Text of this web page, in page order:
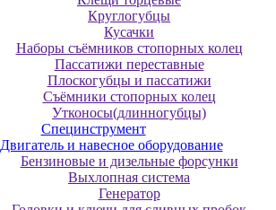
Круглогубцы
Кусачки
Наборы съёмников стопорных колец
Пассатижи переставные
Плоскогубцы и пассатижи
Съёмники стопорных колец
Утконосы(длинногубцы)
Специнструмент
Двигатель и навесное оборудование
Бензиновые и дизельные форсунки
Выхлопная система
Генератор